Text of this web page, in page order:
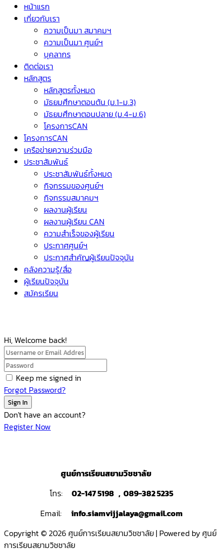
หน้าแรก
เกี่ยวกับเรา
ความเป็นมา สมาคมฯ
ความเป็นมา ศูนย์ฯ
บุคลากร
ติดต่อเรา
หลักสูตร
หลักสูตรทั้งหมด
มัธยมศึกษาตอนต้น (ม.1-ม.3)
มัธยมศึกษาตอนปลาย (ม.4-ม.6)
โครงการCAN
โครงการCAN
เครือข่ายความร่วมมือ
ประชาสัมพันธ์
ประชาสัมพันธ์ทั้งหมด
กิจกรรมของศูนย์ฯ
กิจกรรมสมาคมฯ
ผลงานผู้เรียน
ผลงานผู้เรียน CAN
ความสำเร็จของผู้เรียน
ประกาศศูนย์ฯ
ประกาศสำคัญผู้เรียนปัจจุบัน
คลังความรู้/สื่อ
ผู้เรียนปัจจุบัน
สมัครเรียน
Hi, Welcome back!
Keep me signed in
Forgot Password?
Sign In
Don't have an account?
Register Now
ศูนย์การเรียนสยามวิชชาลัย
โทร:
02-147 5198 , 089-382 5235
Email:
info.siamvijjalaya@gmail.com
Copyright © 2026 ศูนย์การเรียนสยามวิชชาลัย | Powered by ศูนย์
การเรียนสยามวิชชาลัย